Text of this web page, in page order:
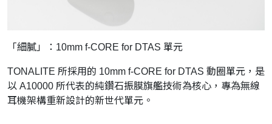
「細膩」：10mm f-CORE for DTAS 單元
TONALITE 所採用的 10mm f-CORE for DTAS 動圈單元，是
以 A10000 所代表的純鑽石振膜旗艦技術為核心，專為無線
耳機架構重新設計的新世代單元。